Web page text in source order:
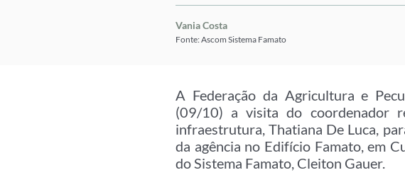
Vania Costa
Fonte: Ascom Sistema Famato
A Federação da Agricultura e
(09/10) a visita do coordenador
infraestrutura, Thatiana De Luca,
da agência no Edifício Famato, em
do Sistema Famato, Cleiton Gauer.